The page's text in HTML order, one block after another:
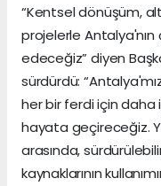
“Kentsel dönüşüm,
projelerle
edeceğiz” diyen
sürdürdü:
her bir ferdi için daha
hayata geçireceğiz.
arasında,
kaynaklarının